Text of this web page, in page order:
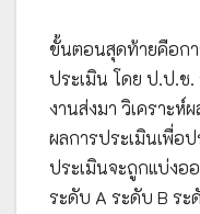
ขั้นตอนสุดท้ายคือก
ประเมิน โดย ป.ป.ช
งานส่งมา วิเคราะห์
ผลการประเมินเพื่อ
ประเมินจะถูกแบ่งอ
ระดับ A ระดับ B ระ